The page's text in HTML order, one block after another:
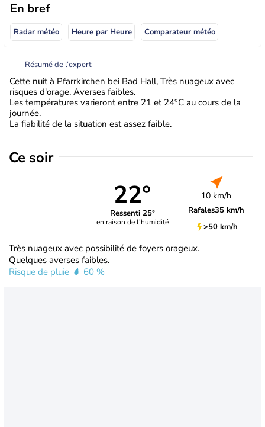
En bref
Radar météo Heure par Heure Comparateur météo
Résumé de l’expert
Cette nuit à Pfarrkirchen bei Bad Hall, Très nuageux avec
risques d'orage. Averses faibles.
Les températures varieront entre 21 et 24°C au cours de la
journée.
La fiabilité de la situation est assez faible.
Ce soir
22°
Ressenti 25°
en raison de l'humidité
10 km/h
Rafales35 km/h
>50 km/h
Très nuageux avec possibilité de foyers orageux.
Quelques averses faibles.
Risque de pluie
60 %